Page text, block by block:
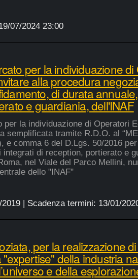
07/2024 23:00
per la individuazione
alla procedura
di durata
e guardiania, dell'INAF
per la individuazione di Operatori
semplificata tramite R.D.O. al
e comma 6 del D.Lgs. 50/2016
di reception, portierato e
nel Viale del Parco Mellini,
dello "INAF"
| Scadenza termini: 13/01/
per la realizzazione
della industria
e della